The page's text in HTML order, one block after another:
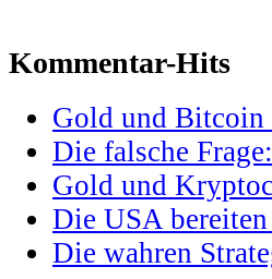
Kommentar-Hits
Gold und Bitcoin
Die falsche
Gold und
Die USA
Die wahren